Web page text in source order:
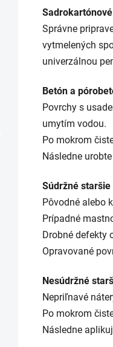
Správne
vytmelených
univerzálnou
Betón a
Povrchy s
umytím vodou.
Po mokrom
Následne
Súdržné staršie
Pôvodné alebo
Prípadné
Drobné defekty
Opravované
Nesúdržné
Nepriľnavé
Po mokrom
Následne